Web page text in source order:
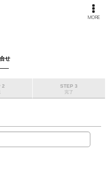
MORE
せ
2
STEP 3
完了